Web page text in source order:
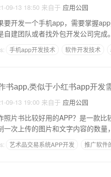
09-13 18:50 来自于 应用公园
要开发一个手机app，需要掌握
自建团队或者找外包开发公司完成
手机app开发技术 软件开发技术
书app,类似于小红书app开发
09-13 19:00 来自于 应用公园
片书比较好用的APP？是一款比较小巧但是性价比很高
一次上传的图片和文字内容的数量
艺术品交易系统APP开发 推广软件